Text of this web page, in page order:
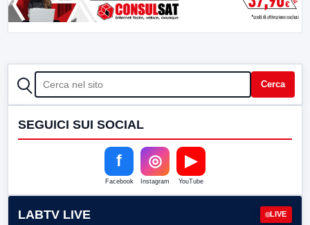
CERCA Cerca
SEGUICI SUI SOCIAL
f
Facebook
◎
Instagram
▶
YouTube
LABTV LIVE LIVE